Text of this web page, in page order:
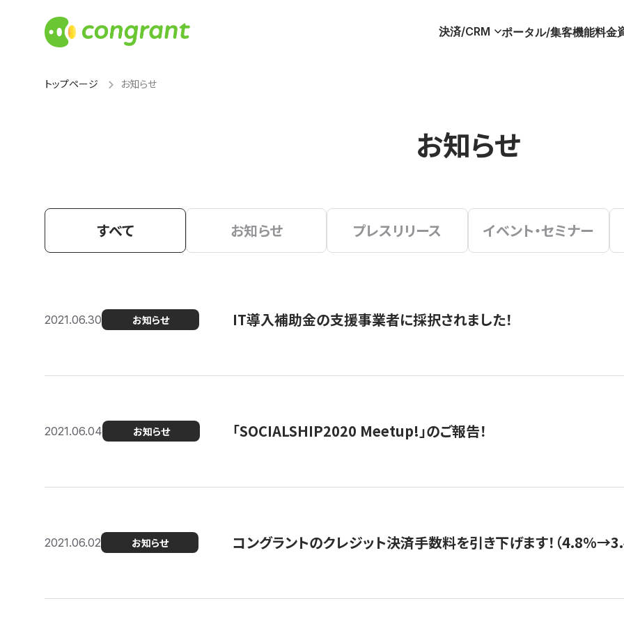
決済/CRM ポータル/集客機能料金
トップページ お知らせ
お知らせ
すべて お知らせ プレスリリース イベント・セミナー
2021.06.30 お知らせ IT導入補助金の支援事業者に採択されました！
2021.06.04 お知らせ 「SOCIALSHIP2020 Meetup!」のご報告！
2021.06.02 お知らせ コングラントのクレジット決済手数料を引き下げます！（